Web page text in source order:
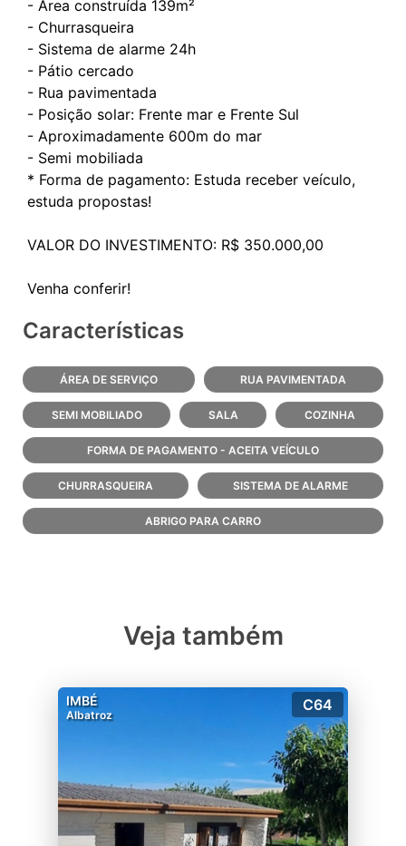
- Área construída 139m²
- Churrasqueira
- Sistema de alarme 24h
- Pátio cercado
- Rua pavimentada
- Posição solar: Frente mar e Frente Sul
- Aproximadamente 600m do mar
- Semi mobiliada
* Forma de pagamento: Estuda receber veículo,
estuda propostas!
VALOR DO INVESTIMENTO: R$ 350.000,00
Características
ÁREA DE SERVIÇO RUA PAVIMENTADA
SEMI MOBILIADO SALA COZINHA
FORMA DE PAGAMENTO - ACEITA VEÍCULO
CHURRASQUEIRA SISTEMA DE ALARME
ABRIGO PARA CARRO
Veja também
IMBÉ
Albatroz
C64